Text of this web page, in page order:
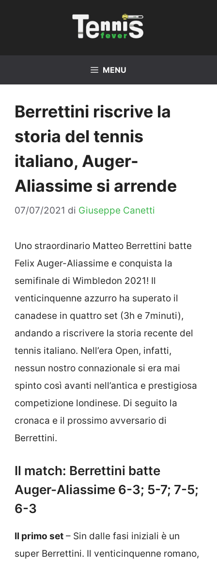
MENU
Berrettini riscrive la
storia del tennis
italiano, Auger-
Aliassime si arrende
07/07/2021 di Giuseppe Canetti
Uno straordinario Matteo Berrettini batte
Felix Auger-Aliassime e conquista la
semifinale di Wimbledon 2021! Il
venticinquenne azzurro ha superato il
canadese in quattro set (3h e 7minuti),
andando a riscrivere la storia recente del
tennis italiano. Nell’era Open, infatti,
nessun nostro connazionale si era mai
spinto così avanti nell’antica e prestigiosa
competizione londinese. Di seguito la
cronaca e il prossimo avversario di
Berrettini.
Il match: Berrettini batte
Auger-Aliassime 6-3; 5-7; 7-5;
6-3
Il primo set – Sin dalle fasi iniziali è un
super Berrettini. Il venticinquenne romano,